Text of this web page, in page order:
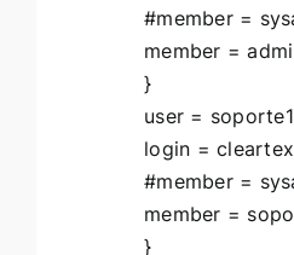
#member =
member =
}
user =
login =
#member =
member =
}